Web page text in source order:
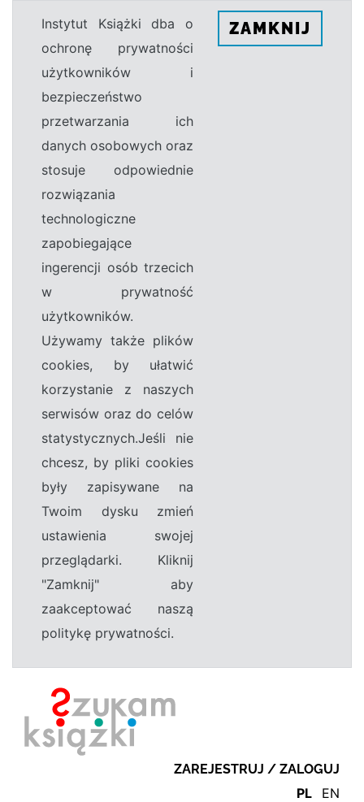
Instytut Książki dba o
ochronę prywatności
użytkowników i
bezpieczeństwo
przetwarzania ich
danych osobowych oraz
stosuje odpowiednie
rozwiązania
technologiczne
zapobiegające
ingerencji osób trzecich
w prywatność
użytkowników.
Używamy także plików
cookies, by ułatwić
korzystanie z naszych
serwisów oraz do celów
statystycznych.Jeśli nie
chcesz, by pliki cookies
były zapisywane na
Twoim dysku zmień
ustawienia swojej
przeglądarki. Kliknij
"Zamknij" aby
zaakceptować naszą
politykę prywatności.
ZAMKNIJ
ZAREJESTRUJ / ZALOGUJ
PL EN